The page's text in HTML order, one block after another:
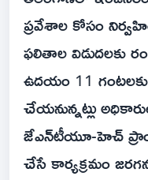
ప్రవేశాల కోసం
ఫలితాల విడుదలకు
ఉదయం 11
చేయనున్నట్లు
జేఎన్‌టీయూ-హెచ్
చేసే కార్యక్రమం